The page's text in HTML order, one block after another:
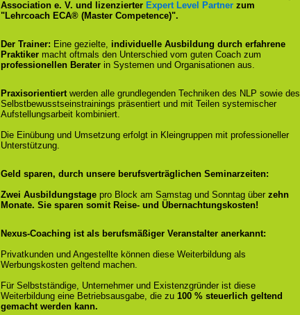
Association e. V. und lizenzierter Expert Level Partner zum
"Lehrcoach ECA® (Master Competence)".
Der Trainer: Eine gezielte, individuelle Ausbildung durch erfahrene
Praktiker macht oftmals den Unterschied vom guten Coach zum
professionellen Berater in Systemen und Organisationen aus.
Praxisorientiertwerden alle grundlegenden Techniken des NLP sowie des
Selbstbewusstseinstrainings präsentiert und mit Teilen systemischer
Aufstellungsarbeit kombiniert.
Die Einübung und Umsetzung erfolgt in Kleingruppen mit professioneller
Unterstützung.
Geld sparen, durch unsere berufsverträglichen Seminarzeiten:
Zwei Ausbildungstage pro Block am Samstag und Sonntag über zehn
Monate. Sie sparen somit Reise- und Übernachtungskosten!
Nexus-Coaching ist als berufsmäßiger Veranstalter anerkannt:
Privatkunden und Angestellte können diese Weiterbildung als
Werbungskosten geltend machen.
Für Selbstständige, Unternehmer und Existenzgründer ist diese
Weiterbildung eine Betriebsausgabe, die zu 100 % steuerlich geltend
gemacht werden kann.